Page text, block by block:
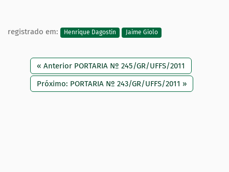
registrado em: Henrique Dagostin Jaime Giolo
« Anterior PORTARIA Nº 245/GR/UFFS/2011
Próximo: PORTARIA Nº 243/GR/UFFS/2011 »